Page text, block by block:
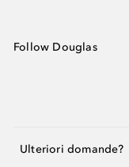
Follow Douglas
Ulteriori domande?